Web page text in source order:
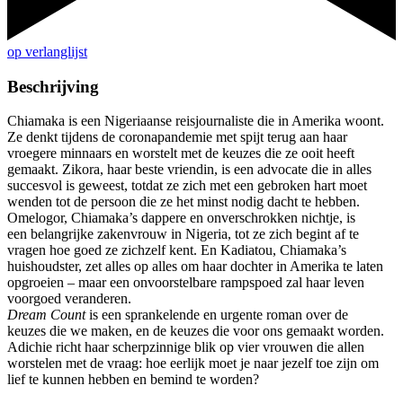
op verlanglijst
Beschrijving
Chiamaka is een Nigeriaanse reisjournaliste die in Amerika woont.
Ze denkt tijdens de coronapandemie met spijt terug aan haar
vroegere minnaars en worstelt met de keuzes die ze ooit heeft
gemaakt. Zikora, haar beste vriendin, is een advocate die in alles
succesvol is geweest, totdat ze zich met een gebroken hart moet
wenden tot de persoon die ze het minst nodig dacht te hebben.
Omelogor, Chiamaka’s dappere en onverschrokken nichtje, is
een belangrijke zakenvrouw in Nigeria, tot ze zich begint af te
vragen hoe goed ze zichzelf kent. En Kadiatou, Chiamaka’s
huishoudster, zet alles op alles om haar dochter in Amerika te laten
opgroeien – maar een onvoorstelbare rampspoed zal haar leven
voorgoed veranderen.
Dream Countis een sprankelende en urgente roman over de
keuzes die we maken, en de keuzes die voor ons gemaakt worden.
Adichie richt haar scherpzinnige blik op vier vrouwen die allen
worstelen met de vraag: hoe eerlijk moet je naar jezelf toe zijn om
lief te kunnen hebben en bemind te worden?